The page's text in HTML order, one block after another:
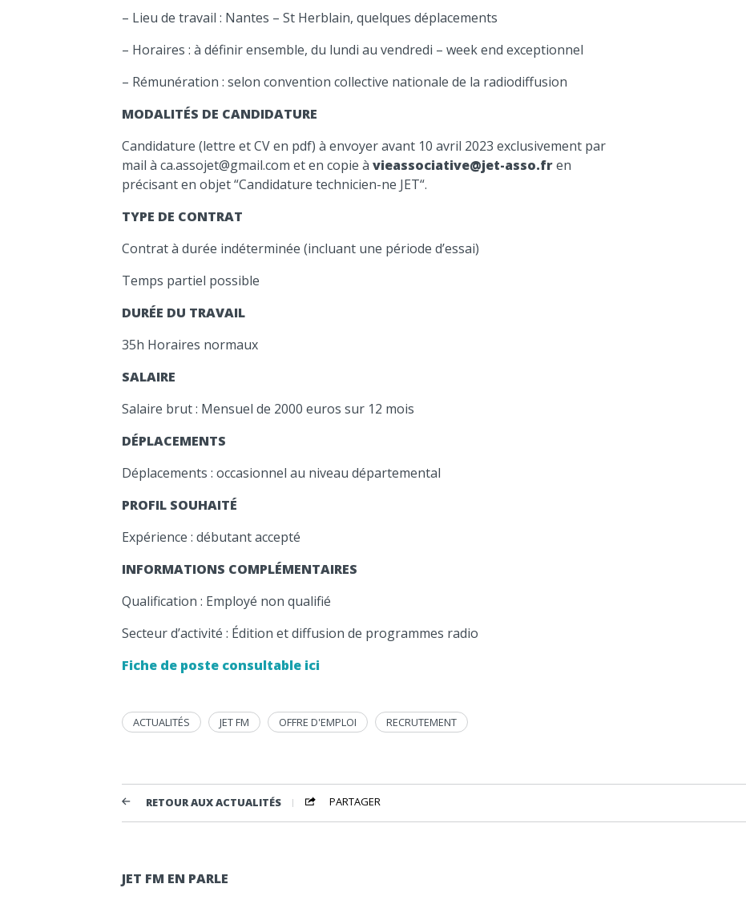
– Lieu de travail : Nantes – St Herblain, quelques déplacements
– Horaires : à définir ensemble, du lundi au vendredi – week end exceptionnel
– Rémunération : selon convention collective nationale de la radiodiffusion
MODALITÉS DE CANDIDATURE
Candidature (lettre et CV en pdf) à envoyer avant 10 avril 2023 exclusivement par
mail à ca.assojet@gmail.com et en copie à vieassociative@jet-asso.fren
précisant en objet “Candidature technicien-ne JET“.
TYPE DE CONTRAT
Contrat à durée indéterminée (incluant une période d’essai)
Temps partiel possible
DURÉE DU TRAVAIL
35h Horaires normaux
SALAIRE
Salaire brut : Mensuel de 2000 euros sur 12 mois
DÉPLACEMENTS
Déplacements : occasionnel au niveau départemental
PROFIL SOUHAITÉ
Expérience : débutant accepté
INFORMATIONS COMPLÉMENTAIRES
Qualification : Employé non qualifié
Secteur d’activité : Édition et diffusion de programmes radio
Fiche de poste consultable ici
ACTUALITÉS JET FM OFFRE D'EMPLOI RECRUTEMENT
RETOUR AUX ACTUALITÉS PARTAGER
JET FM EN PARLE